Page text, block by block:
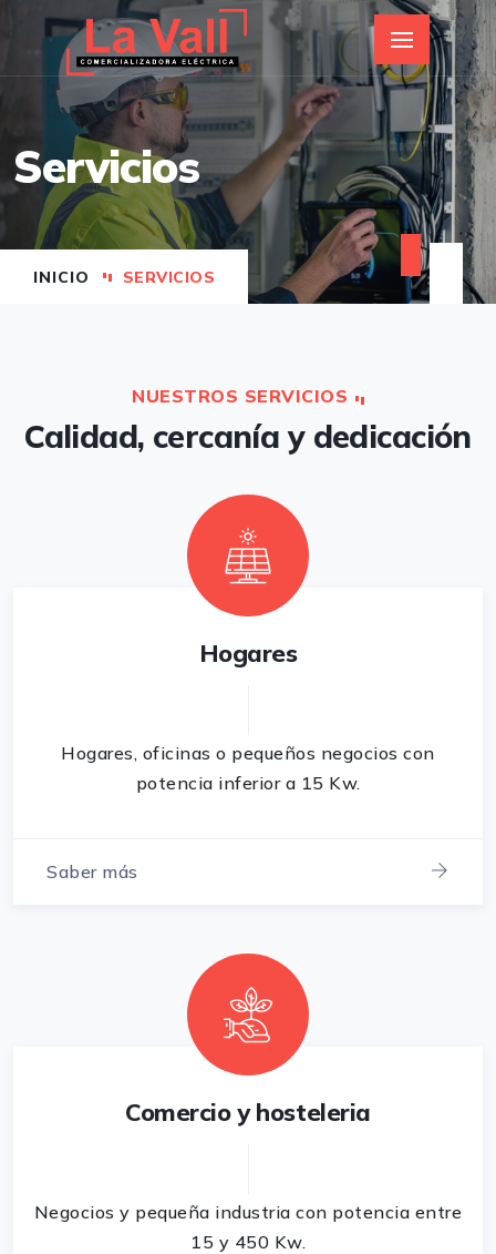
Servicios
INICIO SERVICIOS
NUESTROS SERVICIOS
Calidad, cercanía y dedicación
Hogares
Hogares, oficinas o pequeños negocios con
potencia inferior a 15 Kw.
Saber más
Comercio y hosteleria
Negocios y pequeña industria con potencia entre
15 y 450 Kw.